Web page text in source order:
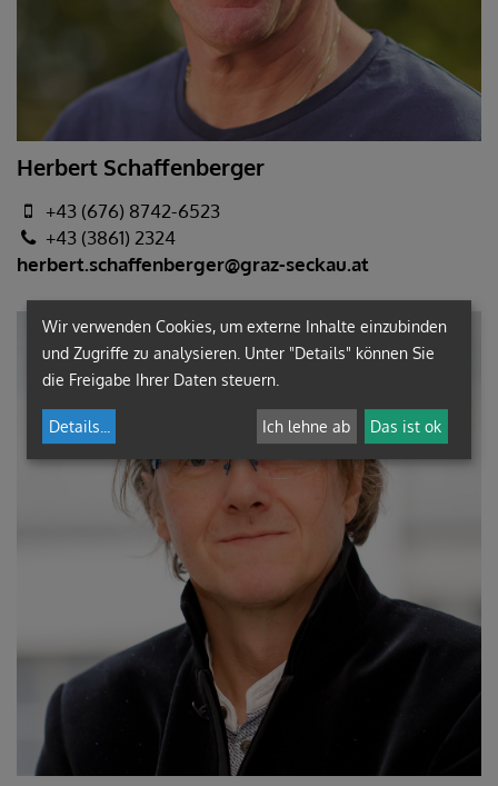
Herbert Schaffenberger
+43 (676) 8742-6523
+43 (3861) 2324
herbert.schaffenberger@graz-seckau.at
Wir verwenden Cookies, um externe Inhalte einzubinden
und Zugriffe zu analysieren. Unter "Details" können Sie
die Freigabe Ihrer Daten steuern.
Details Ich lehne ab Das ist ok